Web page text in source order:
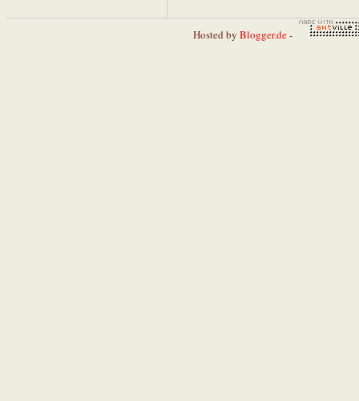
Hosted by Blogger.de-